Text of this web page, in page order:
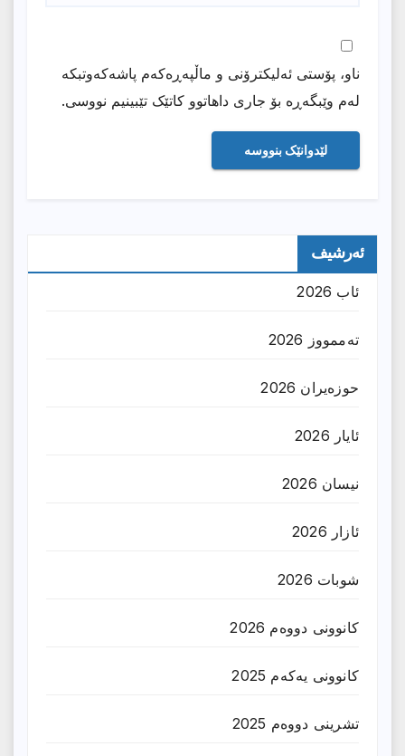
ناو، پۆستی ئەلیکترۆنی و ماڵپەڕەکەم پاشەکەوتبکە
لەم وێبگەڕە بۆ جاری داهاتوو کاتێک تێبینیم نووسی.
ئەرشیف
ئاب 2026
تەممووز 2026
حوزه‌یران 2026
ئایار 2026
نیسان 2026
ئازار 2026
شوبات 2026
کانوونی دووەم 2026
کانوونی یەکەم 2025
تشرینی دووەم 2025